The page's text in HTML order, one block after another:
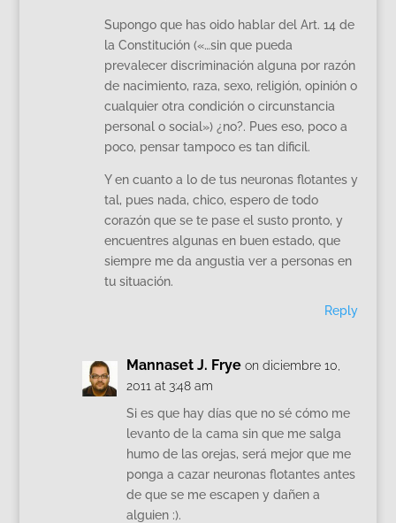
Supongo que has oido hablar del Art. 14 de
la Constitución («…sin que pueda
prevalecer discriminación alguna por razón
de nacimiento, raza, sexo, religión, opinión o
cualquier otra condición o circunstancia
personal o social») ¿no?. Pues eso, poco a
poco, pensar tampoco es tan dificil.
Y en cuanto a lo de tus neuronas flotantes y
tal, pues nada, chico, espero de todo
corazón que se te pase el susto pronto, y
encuentres algunas en buen estado, que
siempre me da angustia ver a personas en
tu situación.
Reply
Mannaset J. Frye on diciembre 10,
2011 at 3:48 am
Si es que hay días que no sé cómo me
levanto de la cama sin que me salga
humo de las orejas, será mejor que me
ponga a cazar neuronas flotantes antes
de que se me escapen y dañen a
alguien :).